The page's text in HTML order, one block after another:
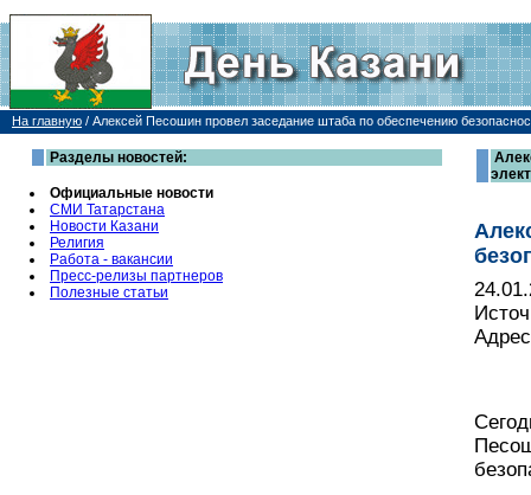
На главную / Алексей Песошин провел заседание штаба по обеспечению
Разделы новостей:
Официальные новости
СМИ Татарстана
Новости Казани
Религия
Работа - вакансии
Пресс-релизы партнеров
Полезные статьи